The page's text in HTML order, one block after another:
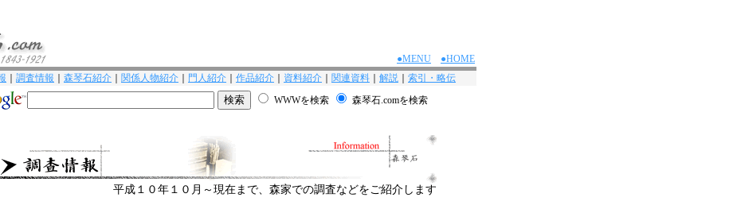
●MENU
●HOME
調査情報 森琴石紹介 関係人物紹介 門人紹介 作品紹介 資料紹介 関連資料 解説
索引・略伝
WWWを検索
森琴石.comを検索
平成１０年１０月～現在まで、森家での調査などをご紹介します